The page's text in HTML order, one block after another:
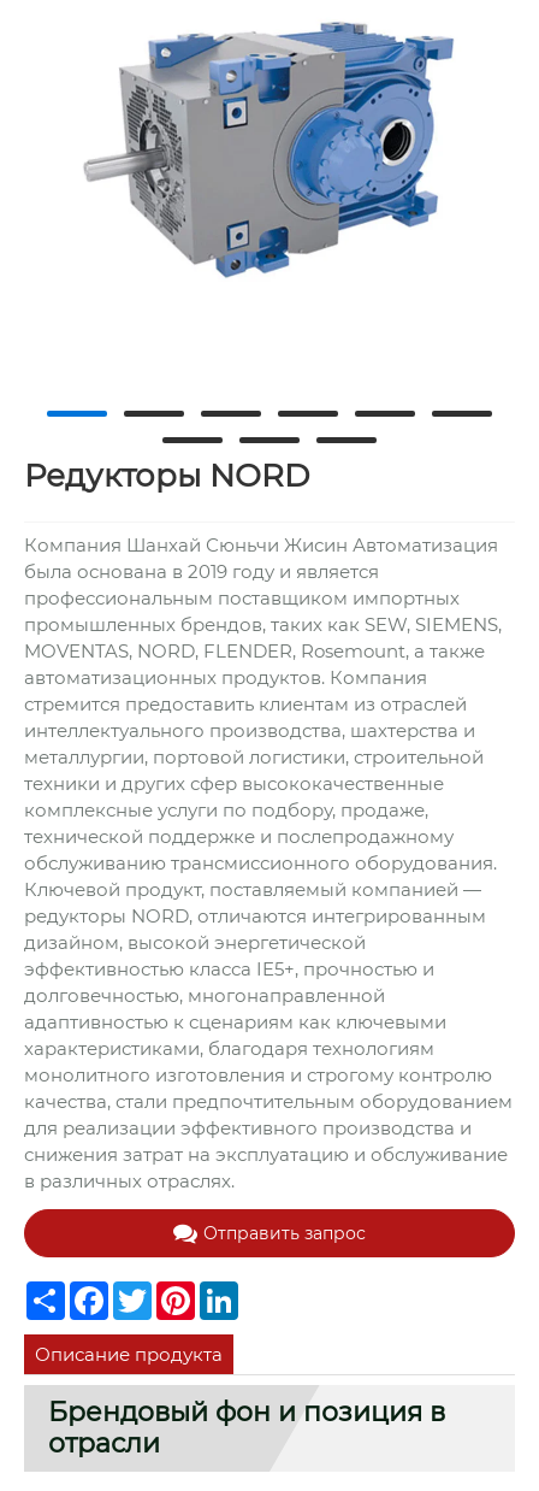
Редукторы NORD
Компания Шанхай Сюньчи Жисин Автоматизация
была основана в 2019 году и является
профессиональным поставщиком импортных
промышленных брендов, таких как SEW, SIEMENS,
MOVENTAS, NORD, FLENDER, Rosemount, а также
автоматизационных продуктов. Компания
стремится предоставить клиентам из отраслей
интеллектуального производства, шахтерства и
металлургии, портовой логистики, строительной
техники и других сфер высококачественные
комплексные услуги по подбору, продаже,
технической поддержке и послепродажному
обслуживанию трансмиссионного оборудования.
Ключевой продукт, поставляемый компанией —
редукторы NORD, отличаются интегрированным
дизайном, высокой энергетической
эффективностью класса IE5+, прочностью и
долговечностью, многонаправленной
адаптивностью к сценариям как ключевыми
характеристиками, благодаря технологиям
монолитного изготовления и строгому контролю
качества, стали предпочтительным оборудованием
для реализации эффективного производства и
снижения затрат на эксплуатацию и обслуживание
в различных отраслях.
Отправить запрос
ShareFacebook
TwitterPinterest
Описание продукта
Брендовый фон и позиция в
отрасли